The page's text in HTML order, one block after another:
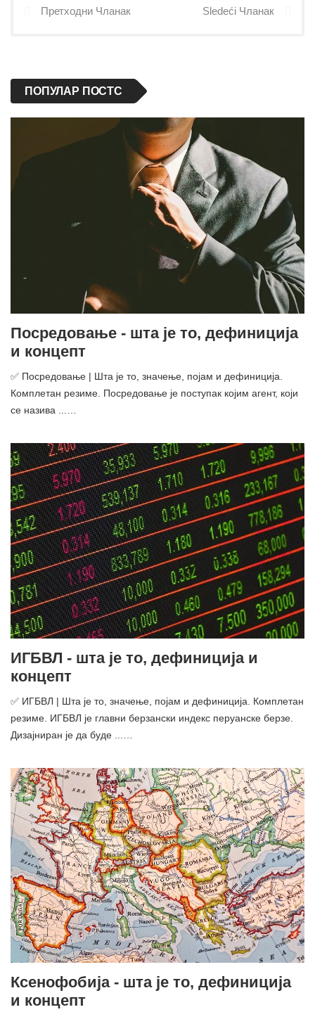
Претходни Чланак Sledeći Чланак
ПОПУЛАР ПОСТС
Посредовање - шта је то, дефиниција
и концепт
✅ Посредовање | Шта је то, значење, појам и дефиниција.
Комплетан резиме. Посредовање је поступак којим агент, који
се назива ...…
ИГБВЛ - шта је то, дефиниција и
концепт
✅ ИГБВЛ | Шта је то, значење, појам и дефиниција. Комплетан
резиме. ИГБВЛ је главни берзански индекс перуанске берзе.
Дизајниран је да буде ...…
Ксенофобија - шта је то, дефиниција
и концепт